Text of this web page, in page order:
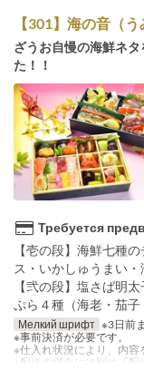
【301】海の音（
ざうお自慢の海鮮ネ
た！！
Требуется
【壱の段】海鮮七種
ス・いかしゅうまい
【弐の段】塩さば明
ぷら４種（海老・茄
Мелкий шрифт ※3日前
※事前決済が必要です。
※仕入れ状況により、内容
※配送の場合には別に『